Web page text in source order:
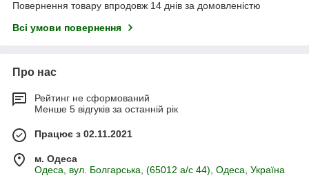
Повернення товару впродовж 14 днів за домовленістю
Всі умови повернення
Про нас
Рейтинг не сформований
Менше 5 відгуків за останній рік
Працює з 02.11.2021
м. Одеса
Одеса, вул. Болгарська, (65012 а/с 44), Одеса, Україна